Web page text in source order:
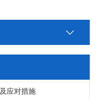
应对措施